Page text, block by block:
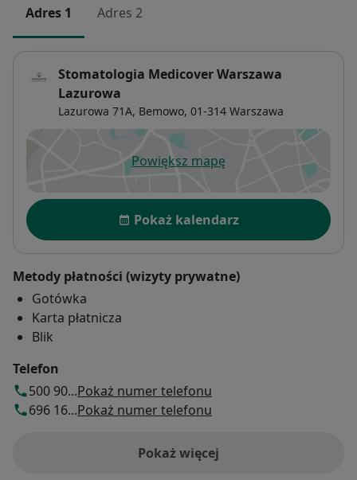
Adres 1 Adres 2
Stomatologia Medicover Warszawa
Lazurowa
Lazurowa 71A, Bemowo, 01-314 Warszawa
Powiększ mapęotwiera się w nowej karcie
Dostępność
Pokaż kalendarz
Metody płatności (wizyty prywatne)
Gotówka
Karta płatnicza
Blik
Telefon
500 90...Pokaż numer telefonu
696 16...Pokaż numer telefonu
Pokaż więcej
o adresie